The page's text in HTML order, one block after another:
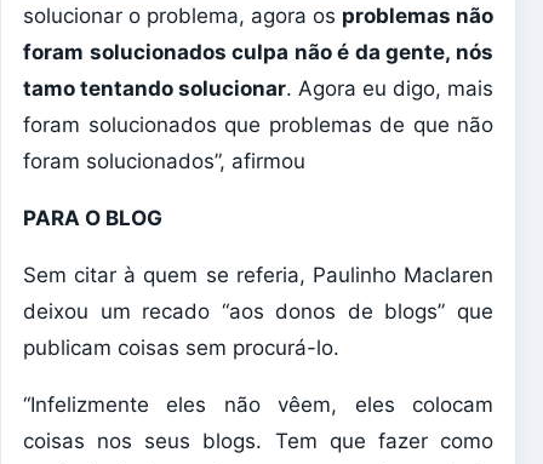
solucionar o problema, agora os problemas não
foram solucionados culpa não é da gente, nós
tamo tentando solucionar. Agora eu digo, mais
foram solucionados que problemas de que não
foram solucionados”, afirmou
PARA O BLOG
Sem citar à quem se referia, Paulinho Maclaren
deixou um recado “aos donos de blogs” que
publicam coisas sem procurá-lo.
“Infelizmente eles não vêem, eles colocam
coisas nos seus blogs. Tem que fazer como